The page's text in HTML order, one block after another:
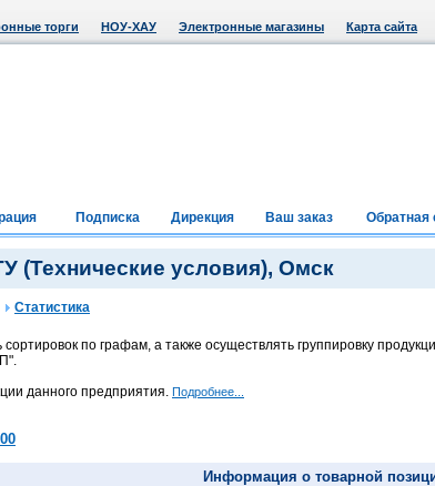
торги НОУ-ХАУ Электронные магазины Карта сайта
Подписка Дирекция Ваш заказ Обратная
(Технические условия), Омск
Статистика
по графам, а также осуществлять группировку
данного предприятия. Подробнее...
Информация о товарной